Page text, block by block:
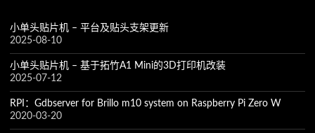
小单头贴片机 – 平台及贴头支架更新
2025-08-10
小单头贴片机 – 基于拓竹A1 Mini的3D打印机改装
2025-07-12
RPI：Gdbserver for Brillo m10 system on Raspberry Pi Zero W
2020-03-20